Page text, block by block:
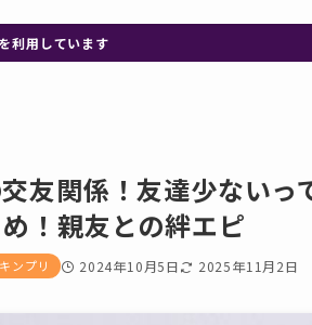
利用しています
友関係！友達少ないっ
！親友との絆エピ
キンプリ 2024年10月5日 2025年11月2日